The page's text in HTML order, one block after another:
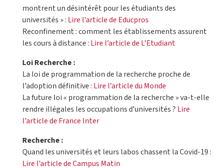
montrent un désintérêt pour les étudiants des
universités » : Lire l’article de Educpros
Reconfinement : comment les établissements assurent
les cours à distance : Lire l’article de L’Etudiant
Loi Recherche :
La loi de programmation de la recherche proche de
l’adoption définitive : Lire l’article du Monde
La future loi « programmation de la recherche » va-t-elle
rendre illégales les occupations d’universités ? Lire
l’article de France Inter
Recherche :
Quand les universités et leurs labos chassent la Covid-19 :
Lire l’article de Campus Matin